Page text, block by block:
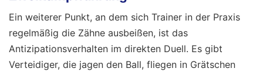
Ein weiterer Punkt, an dem sich Trainer in der Praxis
regelmäßig die Zähne ausbeißen, ist das
Antizipationsverhalten im direkten Duell. Es gibt
Verteidiger, die jagen den Ball, fliegen in Grätschen